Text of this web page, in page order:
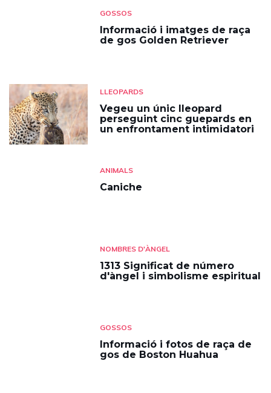
GOSSOS
Informació i imatges de raça
de gos Golden Retriever
LLEOPARDS
Vegeu un únic lleopard
perseguint cinc guepards en
un enfrontament intimidatori
ANIMALS
Caniche
NOMBRES D'ÀNGEL
1313 Significat de número
d'àngel i simbolisme espiritual
GOSSOS
Informació i fotos de raça de
gos de Boston Huahua